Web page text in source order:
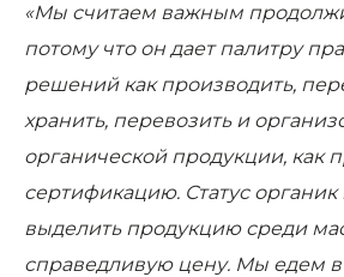
«Мы считаем важным
потому что он дает палитру
решений как производить,
хранить, перевозить и
органической продукции, как
сертификацию. Статус органик
выделить продукцию среди
справедливую цену. Мы едем в